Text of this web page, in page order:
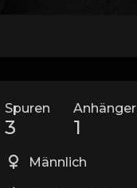
Spuren
3
Anhänger
1
Männlich